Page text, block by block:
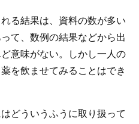
る結果は、資料の数が多い
て、数例の結果などから出
意味がない。しかし一人の
を飲ませてみることはでき
どういうふうに取り扱って